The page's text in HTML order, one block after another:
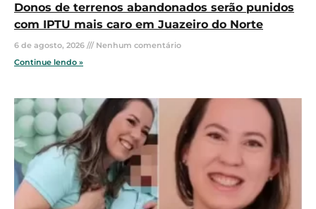
Donos de terrenos abandonados serão punidos
com IPTU mais caro em Juazeiro do Norte
6 de agosto, 2026
Nenhum comentário
Continue lendo »